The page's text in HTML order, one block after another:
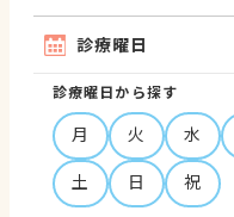
診療曜日
診療曜日から探す
月 火 水
土
日 祝